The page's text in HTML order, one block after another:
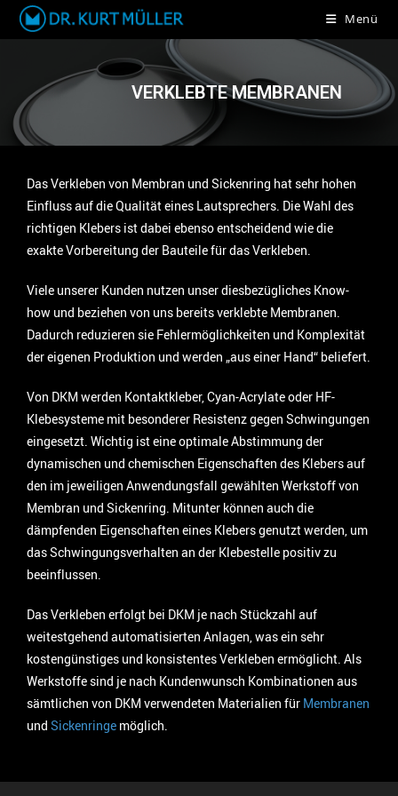
Menü
VERKLEBTE MEMBRANEN
Das Verkleben von Membran und Sickenring hat sehr hohen
Einfluss auf die Qualität eines Lautsprechers. Die Wahl des
richtigen Klebers ist dabei ebenso entscheidend wie die
exakte Vorbereitung der Bauteile für das Verkleben.
Viele unserer Kunden nutzen unser diesbezügliches Know-
how und beziehen von uns bereits verklebte Membranen.
Dadurch reduzieren sie Fehlermöglichkeiten und Komplexität
der eigenen Produktion und werden „aus einer Hand“ beliefert.
Von DKM werden Kontaktkleber, Cyan-Acrylate oder HF-
Klebesysteme mit besonderer Resistenz gegen Schwingungen
eingesetzt. Wichtig ist eine optimale Abstimmung der
dynamischen und chemischen Eigenschaften des Klebers auf
den im jeweiligen Anwendungsfall gewählten Werkstoff von
Membran und Sickenring. Mitunter können auch die
dämpfenden Eigenschaften eines Klebers genutzt werden, um
das Schwingungsverhalten an der Klebestelle positiv zu
beeinflussen.
Das Verkleben erfolgt bei DKM je nach Stückzahl auf
weitestgehend automatisierten Anlagen, was ein sehr
kostengünstiges und konsistentes Verkleben ermöglicht. Als
Werkstoffe sind je nach Kundenwunsch Kombinationen aus
sämtlichen von DKM verwendeten Materialien für Membranen
und Sickenringe möglich.